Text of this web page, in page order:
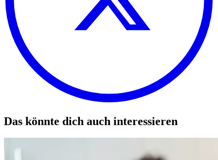
Das könnte dich auch interessieren